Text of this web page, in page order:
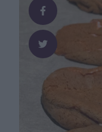
kokos2 dl